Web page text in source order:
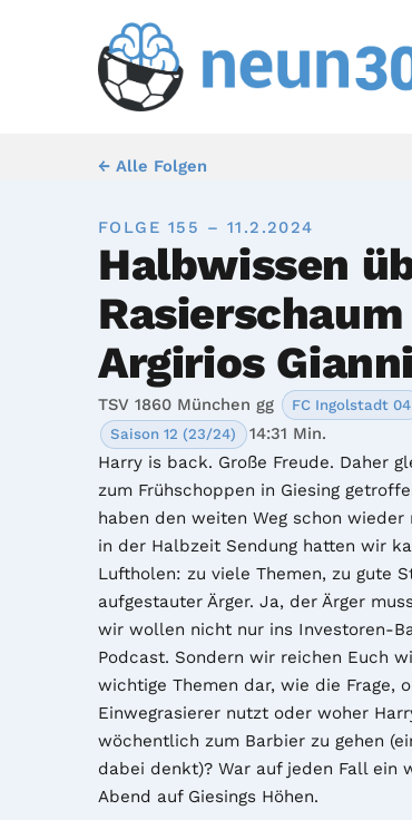
← Alle Folgen
FOLGE 155 – 11.2.2024
Halbwissen
Argirios
TSV 1860 München gg FC Ingolstadt 04
Saison 12 (23/24)
14:31 Min.
Harry is back. Große Freude. Daher
zum Frühschoppen in Giesing
haben den weiten Weg schon
in der Halbzeit Sendung hatten wir
Luftholen: zu viele Themen, zu gute
aufgestauter Ärger. Ja, der Ärger
wir wollen nicht nur ins Investoren-
Podcast. Sondern wir reichen Euch
wichtige Themen dar, wie die Frage,
Einwegrasierer nutzt oder woher
wöchentlich zum Barbier zu gehen
dabei denkt)? War auf jeden Fall ein
Abend auf Giesings Höhen.